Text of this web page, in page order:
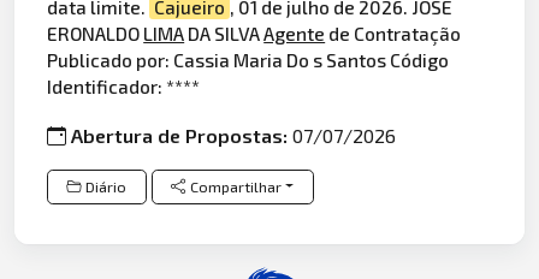
data limite. Cajueiro , 01 de julho de 2026. JOSÉ
ERONALDO LIMA DA SILVAAgente de Contratação
Publicado por: Cassia Maria Do s Santos Código
Identificador: ****
Abertura de Propostas:07/07/2026
Diário Compartilhar